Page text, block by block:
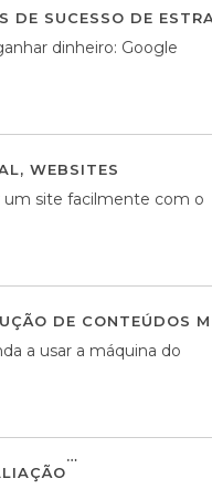
DE SUCESSO DE
dinheiro: Google
, WEBSITES
um site facilmente com o
DE CONTEÚDOS
a usar a máquina do